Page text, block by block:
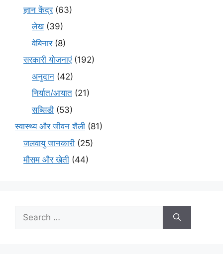
ज्ञान केंद्र(63)
लेख(39)
वेबिनार(8)
सरकारी योजनाएं(192)
अनुदान (42)
निर्यात/आयात (21)
सब्सिडी (53)
स्वास्थ्य और जीवन शैली (81)
जलवायु जानकारी (25)
मौसम और खेती (44)